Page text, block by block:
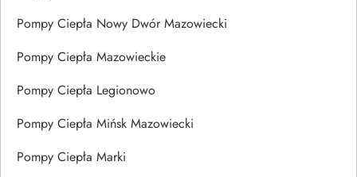
Pompy Ciepła Nowy Dwór Mazowiecki
Pompy Ciepła Mazowieckie
Pompy Ciepła Legionowo
Pompy Ciepła Mińsk Mazowiecki
Pompy Ciepła Marki